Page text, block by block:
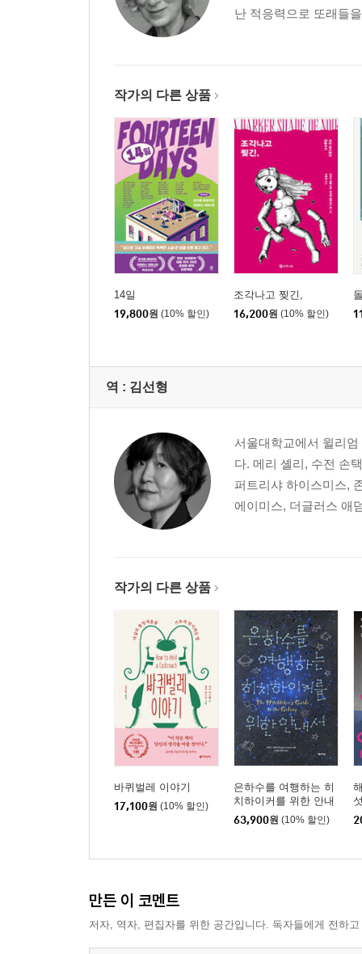
난 적응력으로 또래들
작가의 다른 상품
14일
19,800원 (10% 할인)
조각나고 찢긴,
16,200원 (10% 할인)
역 : 김선형
서울대학교에서 윌리
다. 메리 셸리, 수전 손
퍼트리샤 하이스미스,
에이미스, 더글러스 애
작가의 다른 상품
바퀴벌레 이야기
17,100원 (10% 할인)
은하수를 여행하는 히
치하이커를 위한 안내
서 합본
63,900원 (10% 할인)
만든 이 코멘트
저자, 역자, 편집자를 위한 공간입니다. 독자들에게 전하